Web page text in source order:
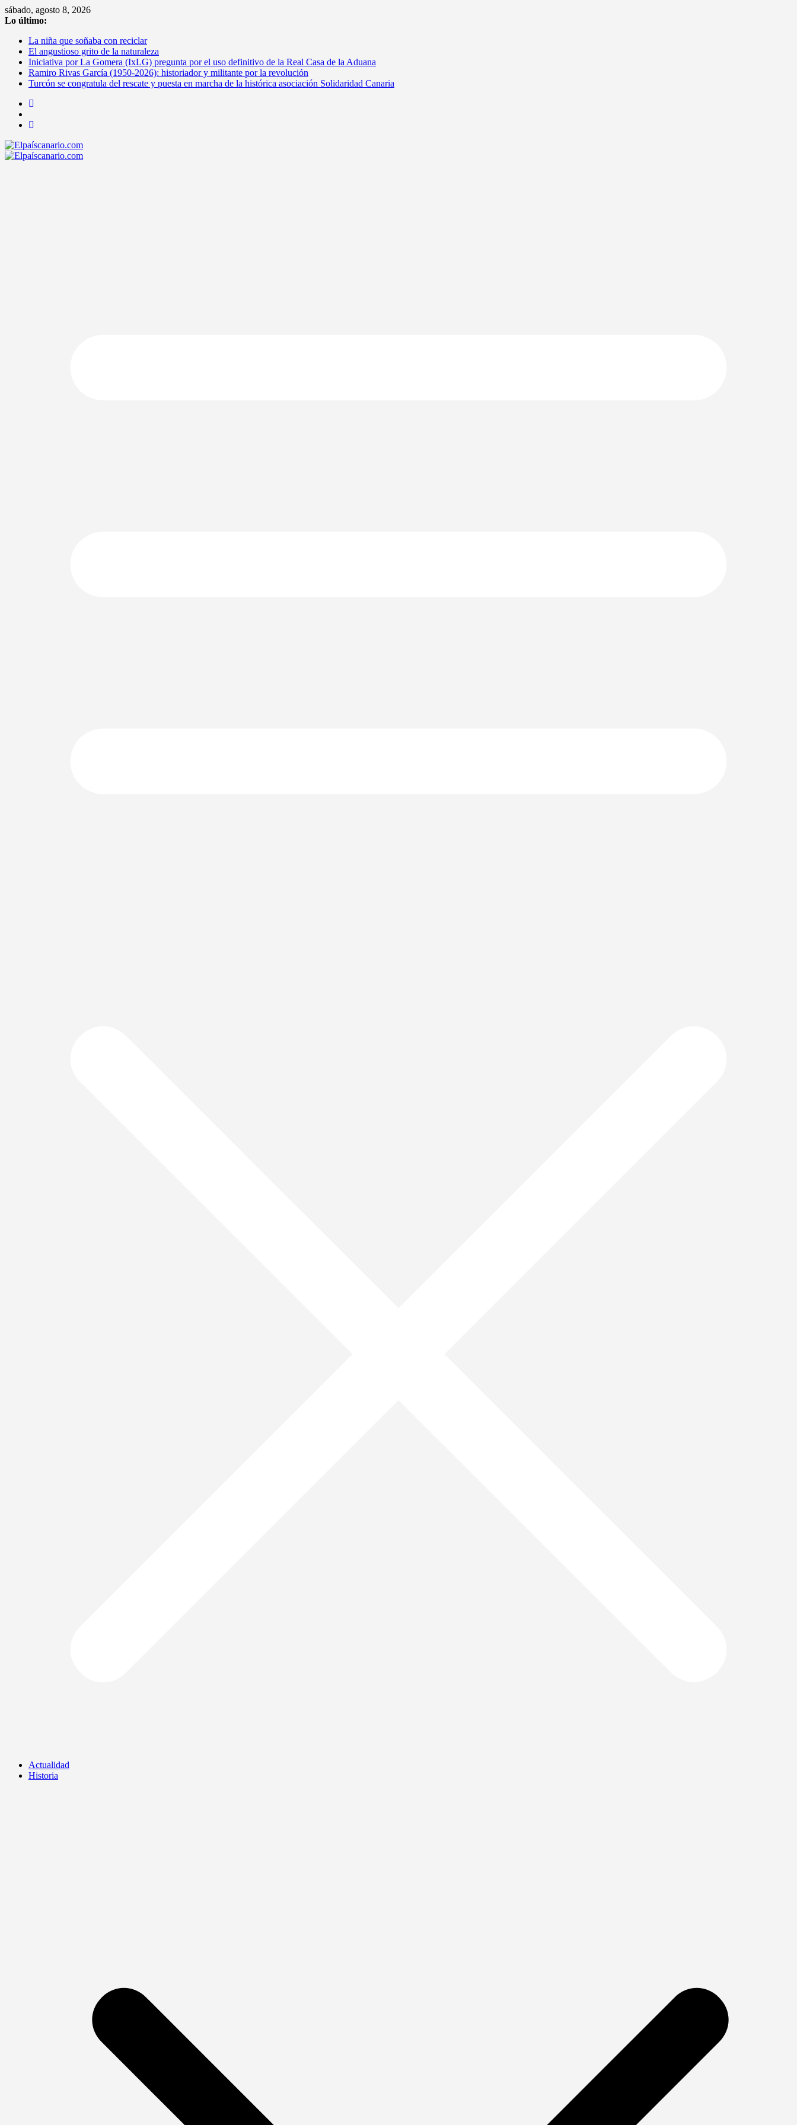
Saltar
al
sábado, agosto 8, 2026
Lo último:
La niña que soñaba con reciclar
El angustioso grito de la naturaleza
Iniciativa por La Gomera (IxLG) pregunta por el uso definitivo de la Real Casa de la Aduana
Ramiro Rivas García (1950-2026): historiador y militante por la revolución
Turcón se congratula del rescate y puesta en marcha de la histórica asociación Solidaridad Canaria
Actualidad
Historia